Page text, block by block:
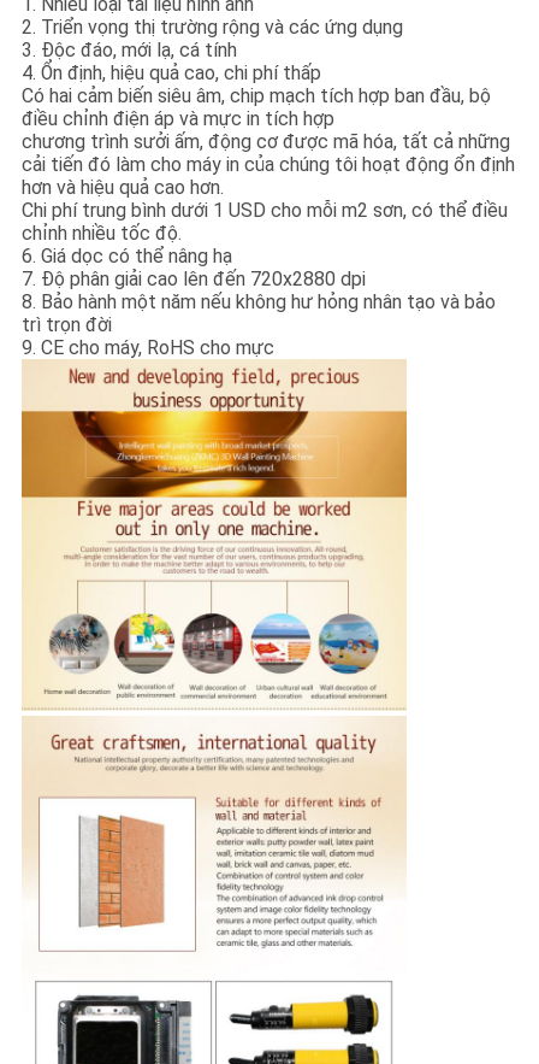
2. Triển vọng thị trường rộng và các ứng dụng
3. Độc đáo, mới lạ, cá tính
4. Ổn định, hiệu quả cao, chi phí thấp
Có hai cảm biến siêu âm, chip mạch tích hợp ban đầu, bộ
điều chỉnh điện áp và mực in tích hợp
chương trình sưởi ấm, động cơ được mã hóa, tất cả những
cải tiến đó làm cho máy in của chúng tôi hoạt động ổn định
hơn và hiệu quả cao hơn.
Chi phí trung bình dưới 1 USD cho mỗi m2 sơn, có thể điều
chỉnh nhiều tốc độ.
6. Giá dọc có thể nâng hạ
7. Độ phân giải cao lên đến 720x2880 dpi
8. Bảo hành một năm nếu không hư hỏng nhân tạo và bảo
trì trọn đời
9. CE cho máy, RoHS cho mực